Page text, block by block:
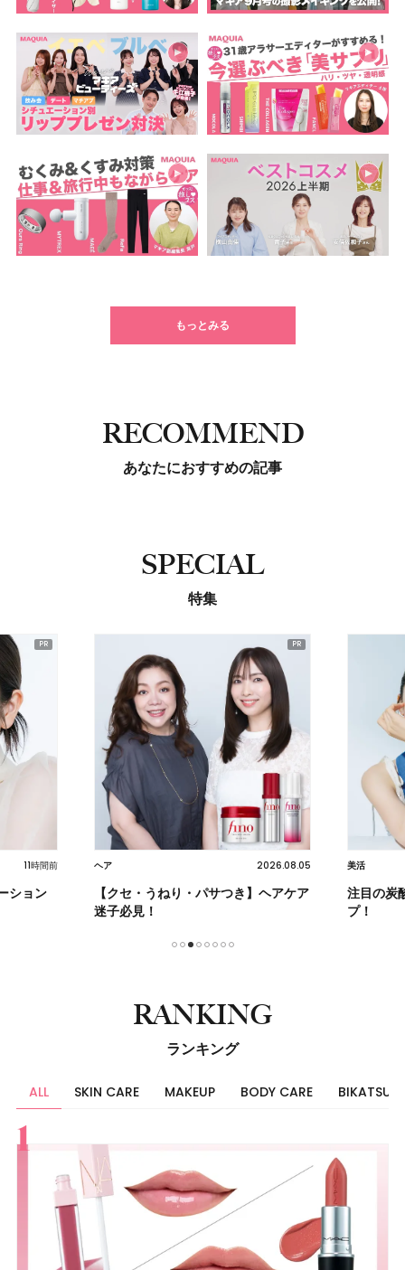
もっとみる
RECOMMEND
あなたにおすすめの記事
SPECIAL
特集
11時間前
ション
ヘア 2026.08.05
【クセ・うねり・パサつき】ヘアケア
迷子必見！
美活
注目の炭
プ！
RANKING
ランキング
ALL SKIN CARE MAKEUP BODY CARE BIKATSU
すべて
スキンケア
メイク
ボディケア
美活
ヘア
ライフスタイル
ビューティーズ